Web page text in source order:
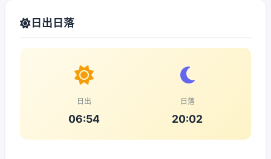
日出日落
日出
06:54
日落
20:02